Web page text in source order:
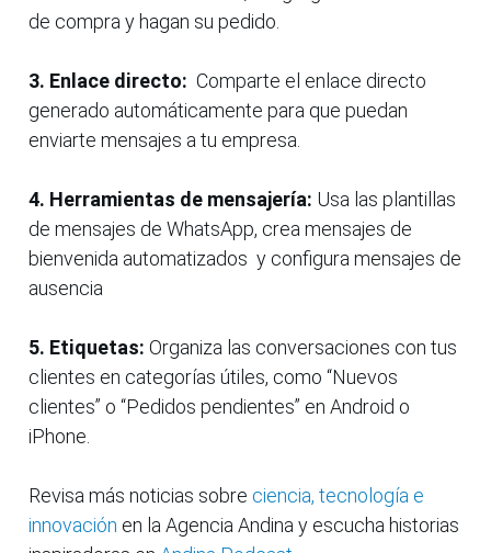
de compra y hagan su pedido.
3. Enlace directo: Comparte el enlace directo
generado automáticamente para que puedan
enviarte mensajes a tu empresa.
4. Herramientas de mensajería: Usa las plantillas
de mensajes de WhatsApp, crea mensajes de
bienvenida automatizados y configura mensajes de
ausencia
5. Etiquetas: Organiza las conversaciones con tus
clientes en categorías útiles, como “Nuevos
clientes” o “Pedidos pendientes” en Android o
iPhone.
Revisa más noticias sobre ciencia, tecnología e
innovación en la Agencia Andina y escucha historias